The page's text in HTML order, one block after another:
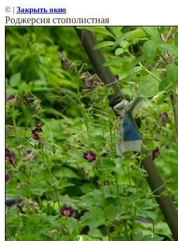
© | Закрыть окно
Роджерсия стополистная